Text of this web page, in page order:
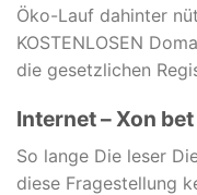
Öko-Lauf dahinter
KOSTENLOSEN
die gesetzlichen
Internet – Xon
So lange Die leser
diese Fragestellung